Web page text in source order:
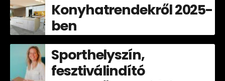
Konyhatrendekről 2025-
ben
Sporthelyszín,
fesztiválindító